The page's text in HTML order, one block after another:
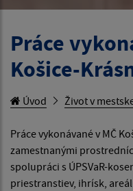
Práce
Košice-
Úvod Život v
Práce vykonávané v MČ
zamestnanými
spolupráci s ÚPSVaR-
priestranstiev, ihrísk,